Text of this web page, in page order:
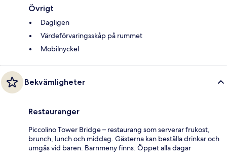
Övrigt
Dagligen
Värdeförvaringsskåp på rummet
Mobilnyckel
Bekvämligheter
Restauranger
Piccolino Tower Bridge – restaurang som serverar frukost,
brunch, lunch och middag. Gästerna kan beställa drinkar och
umgås vid baren. Barnmeny finns. Öppet alla dagar